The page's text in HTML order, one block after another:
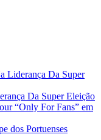
Liderança Da Super
Da Super Eleição
“Only For Fans” em
dos Portuenses